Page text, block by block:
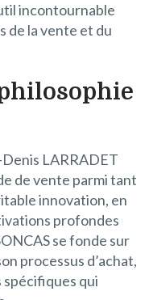
incontournable
de la vente et du
Denis LARRADET
de vente parmi tant
innovation, en
profondes
se fonde sur
processus d’achat,
spécifiques qui